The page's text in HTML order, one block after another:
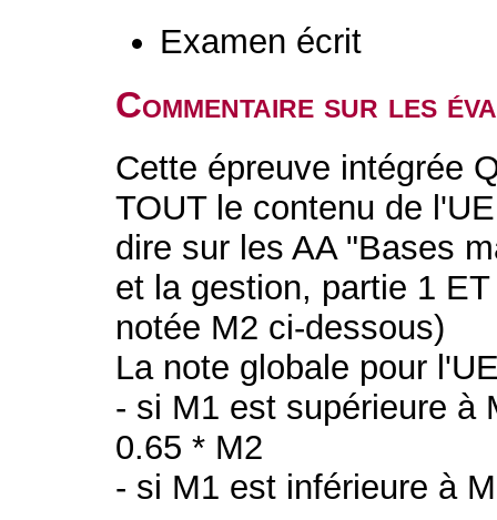
Examen écrit
Commentaire sur les
Cette épreuve intégrée
TOUT le contenu de
dire sur les AA "Bases
et la gestion, partie 1
notée M2 ci-dessous)
La note globale pour
- si M1 est supérieure à
0.65 * M2
- si M1 est inférieure à